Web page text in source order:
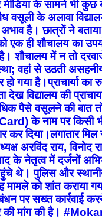
मीडिया के सामने भी
के अलावा
अभाव है। छात्रों ने
एक ही शौचालय का
शौचालय में न तो
वहां से उठती
हो गया है। ​प्राचार्या
विद्यालय की प्राचार्या
पैसे वसूलने की बात तो
के नाम पर किसी
दिया। ​लगातार मिल
अरविंद राय, विनोद
के नेतृत्व में दर्जनों
थे। पुलिस और स्थानीय
मामले को शांत कराया
पर सख्त कार्रवाई
की मांग की है।